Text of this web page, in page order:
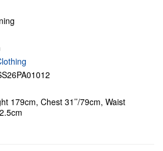
179cm, Chest 31’’/79cm, Waist